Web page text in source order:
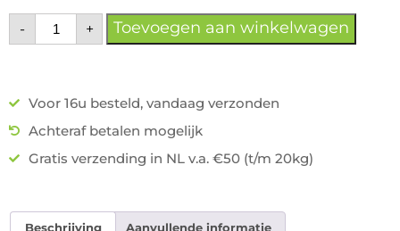
- + Toevoegen aan winkelwagen
Voor 16u besteld, vandaag verzonden
Achteraf betalen mogelijk
Gratis verzending in NL v.a. €50 (t/m 20kg)
Beschrijving Aanvullende informatie